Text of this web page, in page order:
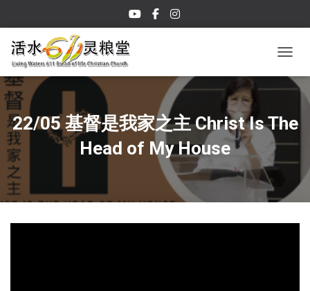
22/05 基督是我家之主 Christ Is The
Head of My House